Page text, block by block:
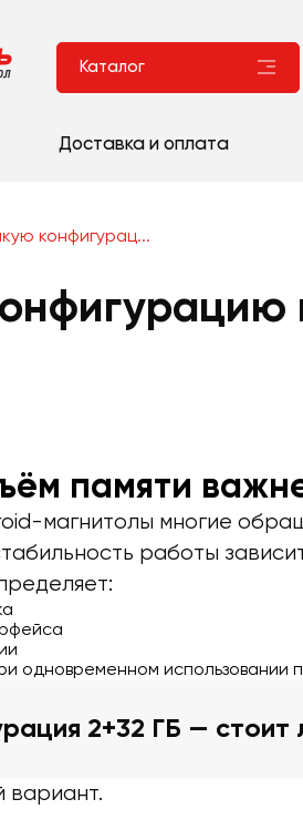
Каталог
Доставка и оплата
конфигурац...
памяти
магнитолы многие
работы
одновременном использовании
2+32 ГБ — стоит
вариант.